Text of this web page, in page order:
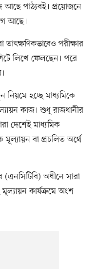
আছে পাঠ্যবই। প্রয়োজনে
আছে।
তাৎক্ষণিকভাবেও পরীক্ষার
লিখে ফেলছেন। পরে
হচ্ছে মাধ্যমিকে
কাজ। শুধু রাজধানীর
দেশেই মাধ্যমিক
বা প্রচলিত অর্থে
(এনসিটিবি) অধীনে সারা
কার্যক্রমে অংশ